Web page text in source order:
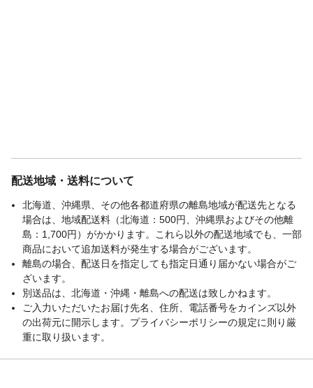
配送地域・送料について
北海道、沖縄県、その他各都道府県の離島地域が配送先となる
場合は、地域配送料（北海道：500円、沖縄県およびその他離
島：1,700円）がかかります。これら以外の配送地域でも、一部
商品において追加送料が発生する場合がございます。
離島の場合、配送日を指定しても指定日通り届かない場合がご
ざいます。
別送品は、北海道・沖縄・離島への配送は致しかねます。
ご入力いただいたお届け先名、住所、電話番号をカインズ以外
の出荷元に開示します。プライバシーポリシーの規定に則り厳
重に取り扱います。